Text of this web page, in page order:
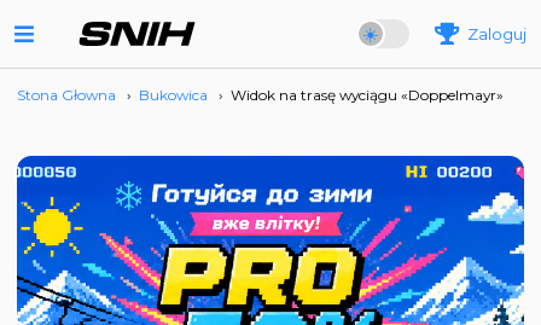
Zaloguj
Stona Głowna › Bukowica › Widok na trasę wyciągu «Doppelmayr»